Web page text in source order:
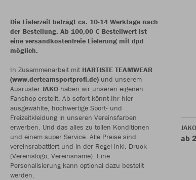
Die Lieferzeit beträgt ca. 10-14 Werktage nach
der Bestellung. Ab 100,00 € Bestellwert ist
eine versandkostenfreie Lieferung mit dpd
möglich.
In Zusammenarbeit mit HARTISTE TEAMWEAR
(www.derteamsportprofi.de) und unserem
Ausrüster JAKO haben wir unseren eigenen
Fanshop erstellt. Ab sofort könnt Ihr hier
ausgewählte, hochwertige Sport- und
Freizeitkleidung in unseren Vereinsfarben
erwerben. Und das alles zu tollen Konditionen
und einem super Service. Alle Preise sind
vereinsrabattiert und in der Regel inkl. Druck
(Vereinslogo, Vereinsname). Eine
Personalisierung kann optional dazu bestellt
werden.
ab